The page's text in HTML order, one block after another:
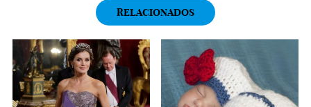
RELACIONADOS